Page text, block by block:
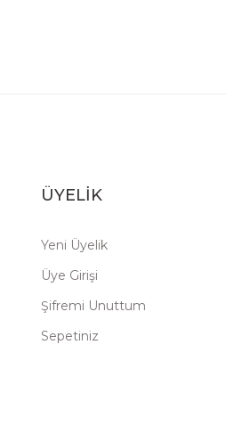
ÜYELİK
Yeni Üyelik
Üye Girişi
Şifremi Unuttum
Sepetiniz